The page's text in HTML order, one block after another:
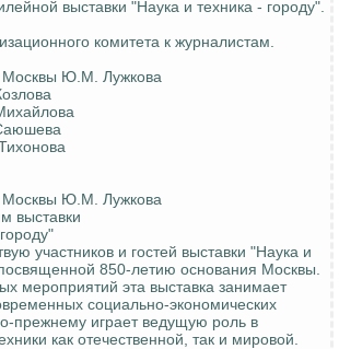
выставки "Наука и техника - городу".
комитета к журналистам.
Москвы Ю.М. Лужкова
Москвы Ю.М. Лужкова
выставки
участников и гостей выставки "Наука и
850-летию основания Москвы.
мероприятий эта выставка занимает
социально-экономических
прежнему играет ведущую роль в
как отечественной, так и мировой.